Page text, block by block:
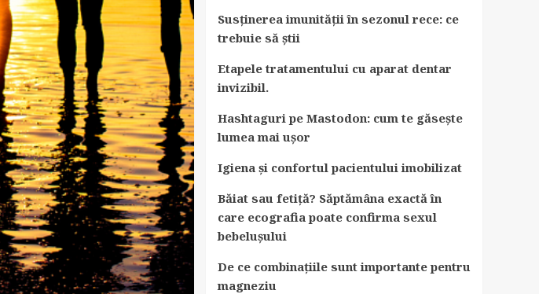
Susținerea imunității în sezonul rece: ce
trebuie să știi
Etapele tratamentului cu aparat dentar
invizibil.
Hashtaguri pe Mastodon: cum te găsește
lumea mai ușor
Igiena și confortul pacientului imobilizat
Băiat sau fetiță? Săptămâna exactă în
care ecografia poate confirma sexul
bebelușului
De ce combinațiile sunt importante pentru
magneziu